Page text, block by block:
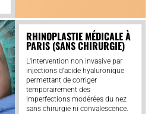
RHINOPLASTIE MÉDICALE À
PARIS (SANS CHIRURGIE)
L'intervention non invasive par
injections d’acide hyaluronique
permettant de corriger
temporairement des
imperfections modérées du nez
sans chirurgie ni convalescence.